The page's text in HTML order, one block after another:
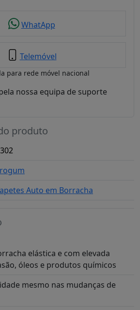
WhatApp
Telemóvel
para rede móvel nacional
nossa equipa de suporte
produto
Auto em Borracha
elástica e com elevada
óleos e produtos químicos
mesmo nas mudanças de